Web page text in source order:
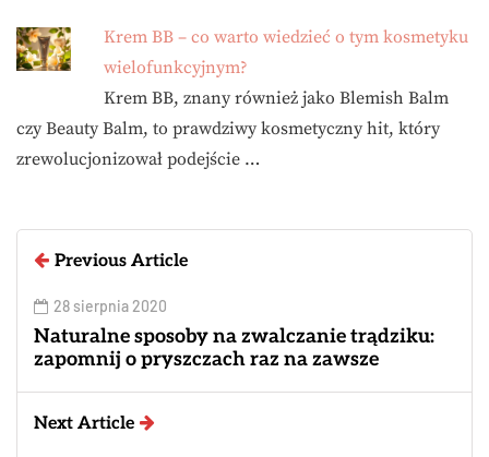
Krem BB – co warto wiedzieć o tym kosmetyku
wielofunkcyjnym?
Krem BB, znany również jako Blemish Balm
czy Beauty Balm, to prawdziwy kosmetyczny hit, który
zrewolucjonizował podejście …
Previous Article
28 sierpnia 2020
Naturalne sposoby na zwalczanie trądziku:
zapomnij o pryszczach raz na zawsze
Next Article